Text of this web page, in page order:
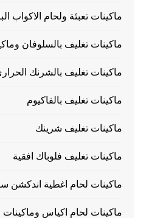
ماكينات تعبئة ولحام الاكواب
ماكينات تغليف بالسلوفان
ماكينات تغليف بالشرنك
ماكينات تغليف بالفاكيوم
ماكينات تغليف شرينك
ماكينات تغليف فلوباك افقية
ماكينات لحام اغطية اندكشن
ماكينات لحام اكياس وماكينات